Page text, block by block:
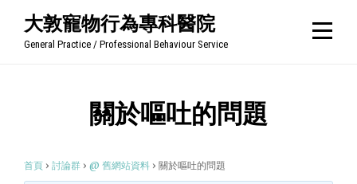
大敦寵物行為專科醫院
General Practice / Professional Behaviour Service
關於嘔吐的問題
首頁 › 討論群 › @ 舊網站資料 › 關於嘔吐的問題